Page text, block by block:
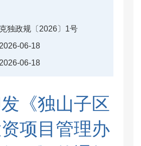
克独政规〔2026〕1号
2026-06-18
2026-06-18
《独山子区
项目管理办